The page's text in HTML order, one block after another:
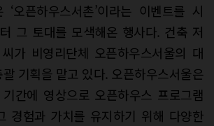
‘오픈하우스서촌’이라는 이벤트를 시
그 토대를 모색해온 행사다. 건축 저
가 비영리단체 오픈하우스서울의 대
기획을 맡고 있다. 오픈하우스서울은
간에 영상으로 오픈하우스 프로그램
경험과 가치를 유지하기 위해 다양한